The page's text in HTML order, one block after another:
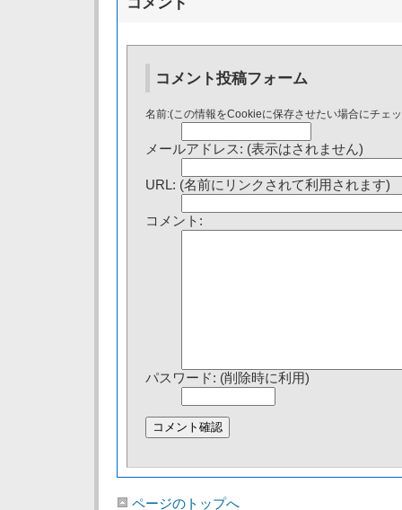
コメント投稿フォーム
名前:(この情報をCookieに保存させたい場合にチェ
メールアドレス: (表示はされません)
URL: (名前にリンクされて利用されます)
コメント:
パスワード: (削除時に利用)
ページのトップへ